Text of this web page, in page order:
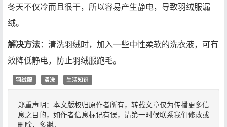
冬天不仅冷而且很干，所以容易产生静电，导致羽绒服漏
绒。
解决方法：清洗羽绒时，加入一些中性柔软的洗衣液，可有
效降低静电，防止羽绒服跑毛。
羽绒服 清洗 生活知识
郑重声明：本文版权归原作者所有，转载文章仅为传播更多信
息之目的，如作者信息标记有误，请第一时候联系我们修改或
删除，多谢。